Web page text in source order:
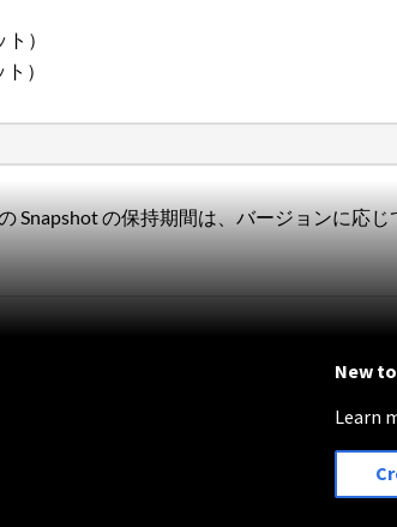
）
）
の保持期間は、バージョンに応
New
Learn